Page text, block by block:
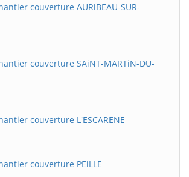
couverture AURiBEAU-SUR-
couverture SAiNT-MARTiN-DU-
couverture L'ESCARENE
couverture PEiLLE